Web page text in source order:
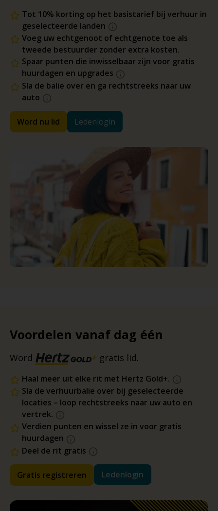
Tot 10% korting op het basistarief bij verhuur in
geselecteerde landen
Voeg uw echtgenoot of echtgenote toe als
tweede bestuurder zonder extra kosten.
Spaar punten die inwisselbaar zijn voor gratis
huurdagen en upgrades
Sla de balie over en ga rechtstreeks naar uw
auto
Word nu lid Ledenlogin
Voordelen vanaf dag één
Word gratis lid.
Haal meer uit elke rit met Hertz Gold+.
Sla de verhuurbalie over bij geselecteerde
locaties – loop rechtstreeks naar uw auto en
vertrek.
Verdien punten en wissel ze in voor gratis
huurdagen
Deel de rit gratis
Gratis registreren Ledenlogin